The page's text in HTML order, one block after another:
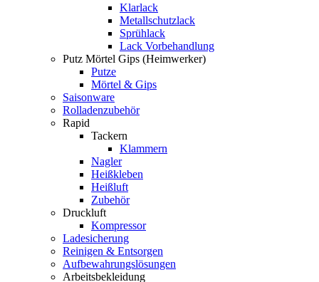
Klarlack
Metallschutzlack
Sprühlack
Lack Vorbehandlung
Putz Mörtel Gips (Heimwerker)
Putze
Mörtel & Gips
Saisonware
Rolladenzubehör
Rapid
Tackern
Klammern
Nagler
Heißkleben
Heißluft
Zubehör
Druckluft
Kompressor
Ladesicherung
Reinigen & Entsorgen
Aufbewahrungslösungen
Arbeitsbekleidung